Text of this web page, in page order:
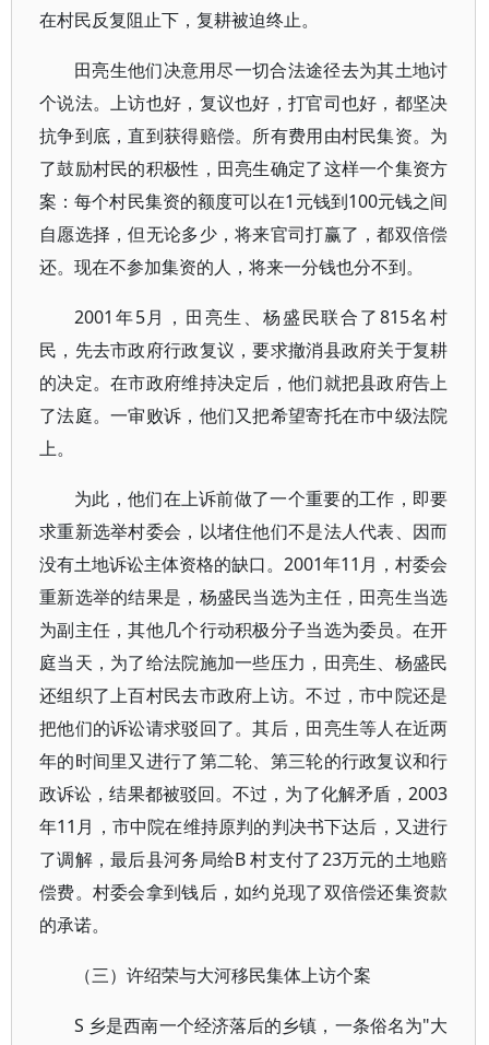
在村民反复阻止下，复耕被迫终止。
田亮生他们决意用尽一切合法途径去为其土地讨
个说法。上访也好，复议也好，打官司也好，都坚决
抗争到底，直到获得赔偿。所有费用由村民集资。为
了鼓励村民的积极性，田亮生确定了这样一个集资方
案：每个村民集资的额度可以在1元钱到100元钱之间
自愿选择，但无论多少，将来官司打赢了，都双倍偿
还。现在不参加集资的人，将来一分钱也分不到。
2001年5月，田亮生、杨盛民联合了815名村
民，先去市政府行政复议，要求撤消县政府关于复耕
的决定。在市政府维持决定后，他们就把县政府告上
了法庭。一审败诉，他们又把希望寄托在市中级法院
上。
为此，他们在上诉前做了一个重要的工作，即要
求重新选举村委会，以堵住他们不是法人代表、因而
没有土地诉讼主体资格的缺口。2001年11月，村委会
重新选举的结果是，杨盛民当选为主任，田亮生当选
为副主任，其他几个行动积极分子当选为委员。在开
庭当天，为了给法院施加一些压力，田亮生、杨盛民
还组织了上百村民去市政府上访。不过，市中院还是
把他们的诉讼请求驳回了。其后，田亮生等人在近两
年的时间里又进行了第二轮、第三轮的行政复议和行
政诉讼，结果都被驳回。不过，为了化解矛盾，2003
年11月，市中院在维持原判的判决书下达后，又进行
了调解，最后县河务局给B 村支付了23万元的土地赔
偿费。村委会拿到钱后，如约兑现了双倍偿还集资款
的承诺。
（三）许绍荣与大河移民集体上访个案
S 乡是西南一个经济落后的乡镇，一条俗名为"大